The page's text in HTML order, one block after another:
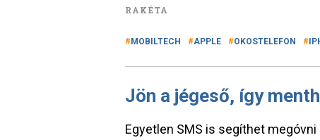
RAKÉTA
MOBILTECH APPLE OKOSTELEFON
Jön a jégeső, így
Egyetlen SMS is segíthet